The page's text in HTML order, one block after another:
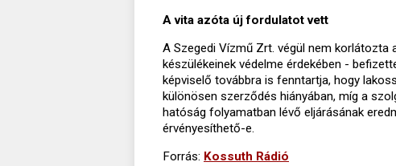
A vita azóta új fordulatot vett
A Szegedi Vízmű Zrt. végül nem
készülékeinek védelme érdekében -
képviselő továbbra is fenntartja, hogy
különösen szerződés hiányában, míg a
hatóság folyamatban lévő eljárásának
érvényesíthető-e.
Forrás: Kossuth Rádió